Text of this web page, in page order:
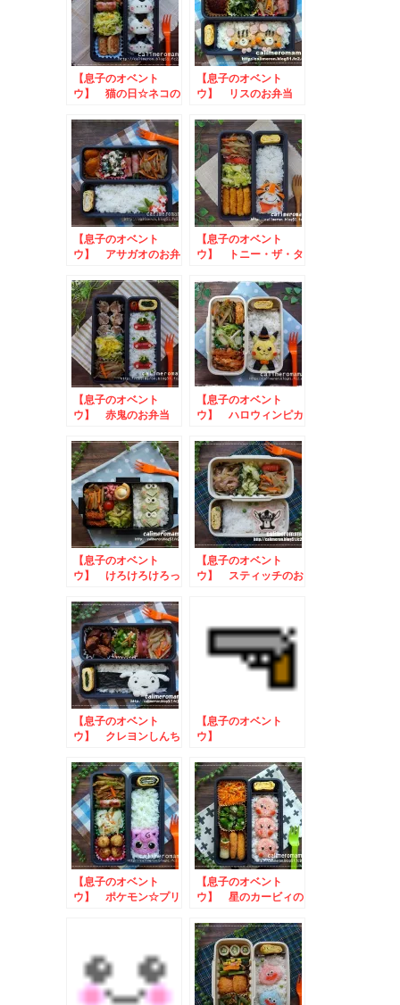
【息子のオベント
ウ】 猫の日☆ネコの
【息子のオベント
ウ】 リスのお弁当
【息子のオベント
ウ】 アサガオのお弁
【息子のオベント
ウ】 トニー・ザ・タ
【息子のオベント
ウ】 赤鬼のお弁当
【息子のオベント
ウ】 ハロウィンピカ
【息子のオベント
ウ】 けろけろけろっ
【息子のオベント
ウ】 スティッチのお
【息子のオベント
ウ】 クレヨンしんち
【息子のオベント
ウ】
ド・フォージャーのお
弁当
【息子のオベント
ウ】 ポケモン☆プリ
【息子のオベント
ウ】 星のカービィの